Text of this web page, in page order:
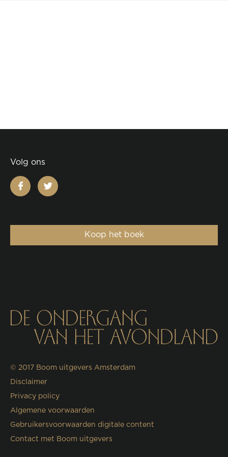
Volg ons
facebooktwitter
Koop het boek
© 2017 Boom uitgevers Amsterdam
Disclaimer
Privacy policy
Algemene voorwaarden
Gebruikersvoorwaarden digitale content
Contact met Boom uitgevers